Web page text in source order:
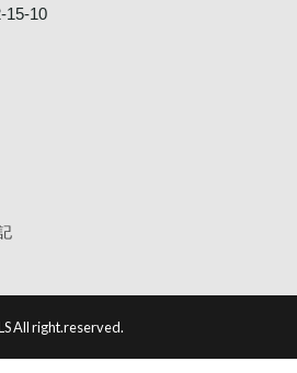
15-10
All right.reserved.